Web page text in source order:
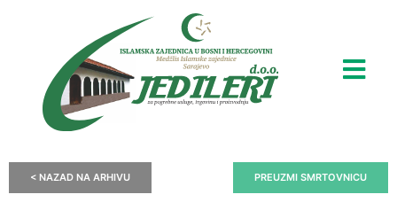
< NAZAD NA ARHIVU PREUZMI SMRTOVNICU